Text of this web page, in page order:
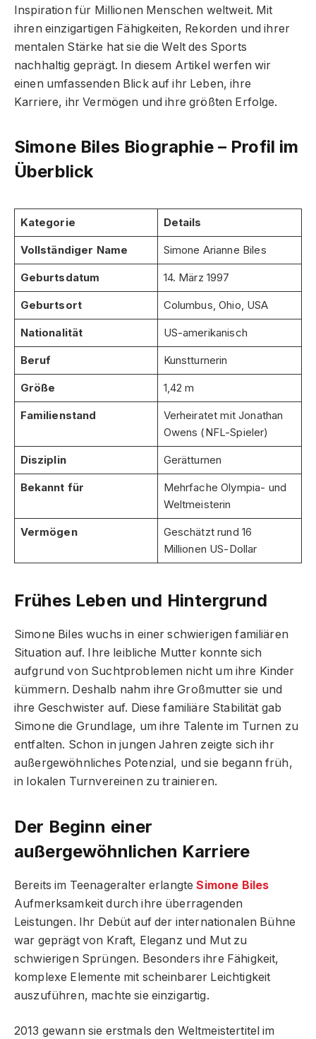
Inspiration für Millionen Menschen weltweit. Mit
ihren einzigartigen Fähigkeiten, Rekorden und ihrer
mentalen Stärke hat sie die Welt des Sports
nachhaltig geprägt. In diesem Artikel werfen wir
einen umfassenden Blick auf ihr Leben, ihre
Karriere, ihr Vermögen und ihre größten Erfolge.
Simone Biles Biographie – Profil im
Überblick
Kategorie Details
Vollständiger Name Simone Arianne Biles
Geburtsdatum 14. März 1997
Geburtsort Columbus, Ohio, USA
Nationalität US-amerikanisch
Beruf Kunstturnerin
Größe 1,42 m
Familienstand
Verheiratet mit Jonathan
Owens (NFL-Spieler)
Disziplin Gerätturnen
Bekannt für
Mehrfache Olympia- und
Weltmeisterin
Vermögen
Geschätzt rund 16
Millionen US-Dollar
Frühes Leben und Hintergrund
Simone Biles wuchs in einer schwierigen familiären
Situation auf. Ihre leibliche Mutter konnte sich
aufgrund von Suchtproblemen nicht um ihre Kinder
kümmern. Deshalb nahm ihre Großmutter sie und
ihre Geschwister auf. Diese familiäre Stabilität gab
Simone die Grundlage, um ihre Talente im Turnen zu
entfalten. Schon in jungen Jahren zeigte sich ihr
außergewöhnliches Potenzial, und sie begann früh,
in lokalen Turnvereinen zu trainieren.
Der Beginn einer
außergewöhnlichen Karriere
Bereits im Teenageralter erlangteSimone Biles
Aufmerksamkeit durch ihre überragenden
Leistungen. Ihr Debüt auf der internationalen Bühne
war geprägt von Kraft, Eleganz und Mut zu
schwierigen Sprüngen. Besonders ihre Fähigkeit,
komplexe Elemente mit scheinbarer Leichtigkeit
auszuführen, machte sie einzigartig.
2013 gewann sie erstmals den Weltmeistertitel im